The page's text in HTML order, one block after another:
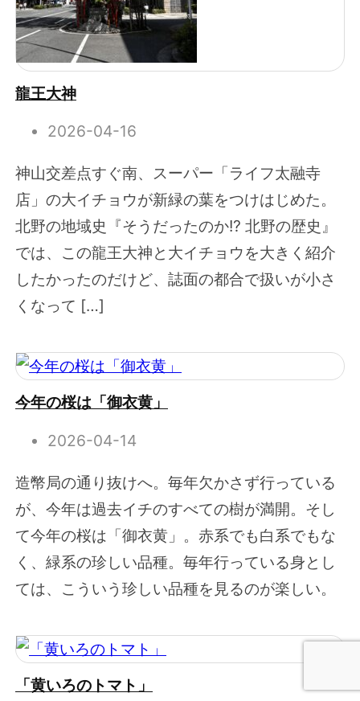
龍王大神
2026-04-16
神山交差点すぐ南、スーパー「ライフ太融寺
店」の大イチョウが新緑の葉をつけはじめた。
北野の地域史『そうだったのか!? 北野の歴史』
では、この龍王大神と大イチョウを大きく紹介
したかったのだけど、誌面の都合で扱いが小さ
くなって […]
今年の桜は「御衣黄」
2026-04-14
造幣局の通り抜けへ。毎年欠かさず行っている
が、今年は過去イチのすべての樹が満開。そし
て今年の桜は「御衣黄」。赤系でも白系でもな
く、緑系の珍しい品種。毎年行っている身とし
ては、こういう珍しい品種を見るのが楽しい。
「黄いろのトマト」